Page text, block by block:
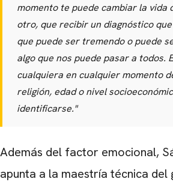
momento te puede cambiar la vida
otro, que recibir un diagnóstico
que puede ser tremendo o puede
algo que nos puede pasar a todos.
cualquiera en cualquier momento
religión, edad o nivel
identificarse."
Además del factor emocional,
apunta a la maestría técnica del
CARREGANDO PUBLICIDADE